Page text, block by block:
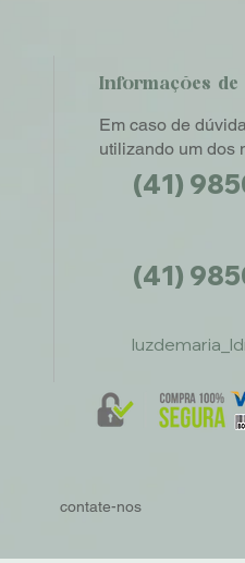
Informações de
Em caso de
utilizando um dos
(41)
(41)
contate-nos